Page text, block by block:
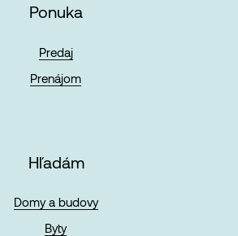
Ponuka
Predaj
Prenájom
Hľadám
Domy a budovy
Byty